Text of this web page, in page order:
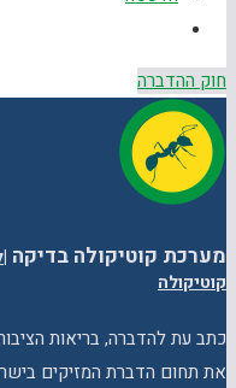
חוק ההדברה
מערכת קוטיקולה בדיקה |
קוטיקולה
כתב עת להדברה, בריאות
את תחום הדברת המזיקים